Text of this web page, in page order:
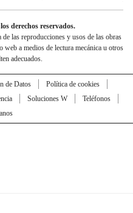
derechos reservados.
las reproducciones y usos de las obras
web a medios de lectura mecánica u otros
adecuados.
de Datos
Política de cookies
Soluciones W
Teléfonos